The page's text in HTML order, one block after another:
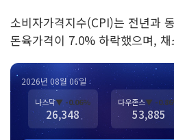
소비자가격지수(CPI)는 전년과
돈육가격이 7.0% 하락했으며,
2026년 08월 06일
나스닥▼ -0.06%
26,348
다우존스▼ -
53,885